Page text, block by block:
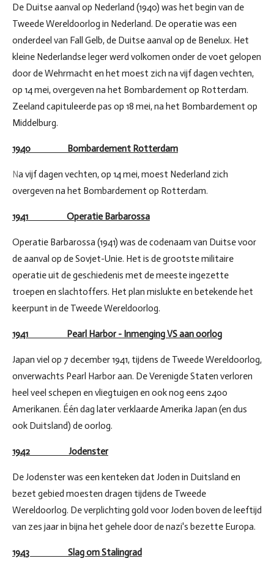
De Duitse aanval op Nederland (1940) was het begin van de
Tweede Wereldoorlog in Nederland. De operatie was een
onderdeel van Fall Gelb, de Duitse aanval op de Benelux. Het
kleine Nederlandse leger werd volkomen onder de voet gelopen
door de Wehrmacht en het moest zich na vijf dagen vechten,
op 14 mei, overgeven na het Bombardement op Rotterdam.
Zeeland capituleerde pas op 18 mei, na het Bombardement op
Middelburg.
1940 Bombardement Rotterdam
Na vijf dagen vechten, op 14 mei, moest Nederland zich
overgeven na het Bombardement op Rotterdam.
1941 Operatie Barbarossa
Operatie Barbarossa (1941) was de codenaam van Duitse voor
de aanval op de Sovjet-Unie. Het is de grootste militaire
operatie uit de geschiedenis met de meeste ingezette
troepen en slachtoffers. Het plan mislukte en betekende het
keerpunt in de Tweede Wereldoorlog.
1941 Pearl Harbor - Inmenging VS aan oorlog
Japan viel op 7 december 1941, tijdens de Tweede Wereldoorlog,
onverwachts Pearl Harbor aan. De Verenigde Staten verloren
heel veel schepen en vliegtuigen en ook nog eens 2400
Amerikanen. Één dag later verklaarde Amerika Japan (en dus
ook Duitsland) de oorlog.
1942 Jodenster
De Jodenster was een kenteken dat Joden in Duitsland en
bezet gebied moesten dragen tijdens de Tweede
Wereldoorlog. De verplichting gold voor Joden boven de leeftijd
van zes jaar in bijna het gehele door de nazi's bezette Europa.
1943 Slag om Stalingrad